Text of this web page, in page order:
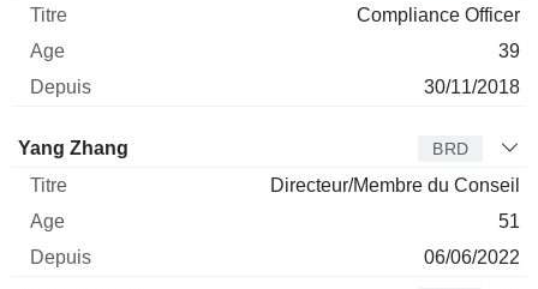
Compliance Officer
39
30/11/2018
Administrateur
Yang Zhang BRD
Directeur/Membre du Conseil
51
06/06/2022